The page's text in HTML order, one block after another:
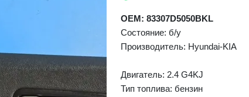
OEM: 83307D5050BKL
Состояние: б/у
Производитель: Hyundai-KIA
Двигатель: 2.4 G4KJ
Тип топлива: бензин